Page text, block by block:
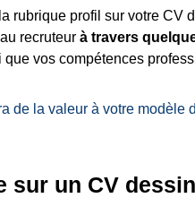
rubrique profil sur votre CV
recruteur à travers
vos compétences
de la valeur à votre modèle
sur un CV